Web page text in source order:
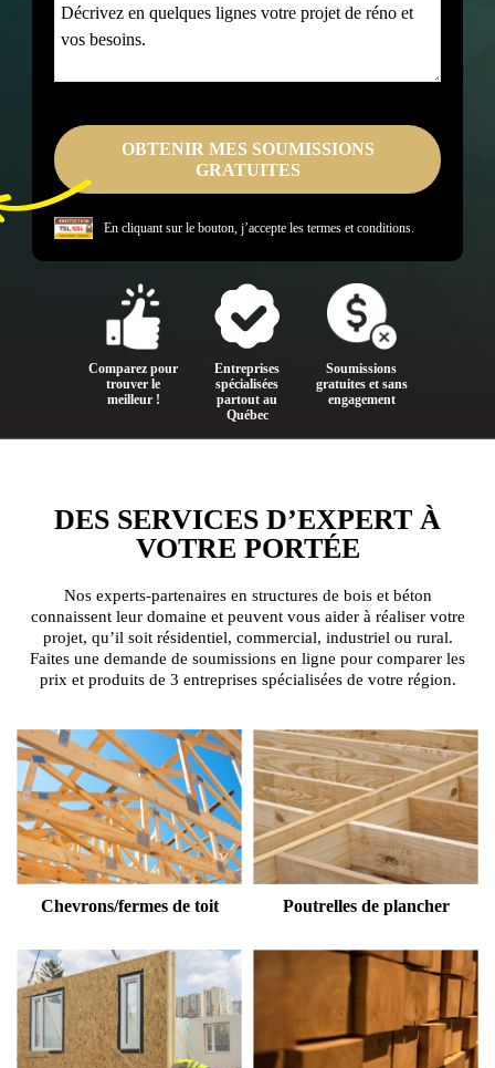
En cliquant sur le bouton, j’accepte les termes et conditions.
Comparez pour
trouver le
meilleur !
Entreprises
spécialisées
partout au
Québec
Soumissions
gratuites et sans
engagement
DES SERVICES D’EXPERT À
VOTRE PORTÉE
Nos experts-partenaires en structures de bois et béton
connaissent leur domaine et peuvent vous aider à réaliser votre
projet, qu’il soit résidentiel, commercial, industriel ou rural.
Faites une demande de soumissions en ligne pour comparer les
prix et produits de 3 entreprises spécialisées de votre région.
Chevrons/fermes de toit Poutrelles de plancher